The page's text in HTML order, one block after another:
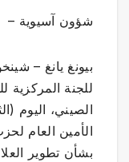
شؤون آسيوية –
بيونغ يانغ –
للجنة
الصيني، اليوم
الأمين العام
بشأن تطوير